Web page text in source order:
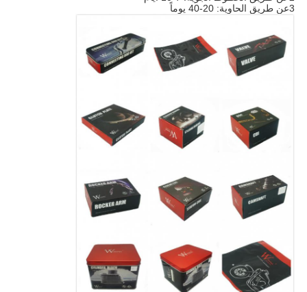
3عن طريق الحاوية: 20-40 يوماً